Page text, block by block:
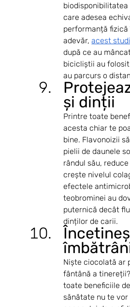
biodisponibilitatea
care adesea
performanță
adevăr, acest
după ce au
bicicliștii au
au parcurs o
și dinții
Printre toate
acesta chiar te
bine. Flavonoizii
pielii de daunele
rândul său,
crește nivelul
efectele
teobrominei au
puternică decât
dinților de carii.
Niște ciocolată ar
fântână a
toate beneficiile
sănătate nu te